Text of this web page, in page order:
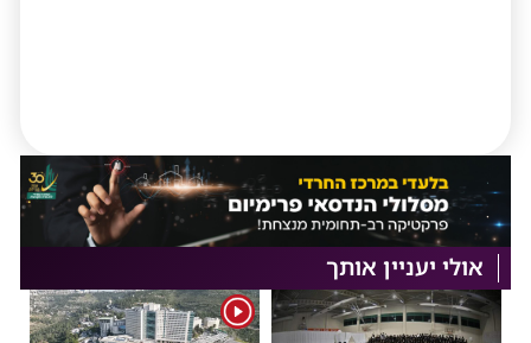
אולי יעניין אותך
1